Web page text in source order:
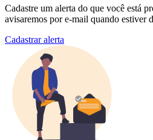
Cadastre um alerta do que você está
avisaremos por e-mail quando estiver
Cadastrar alerta